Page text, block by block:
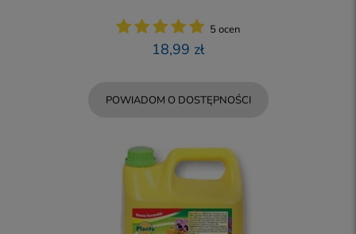
5 ocen
18,99 zł
POWIADOM O DOSTĘPNOŚCI